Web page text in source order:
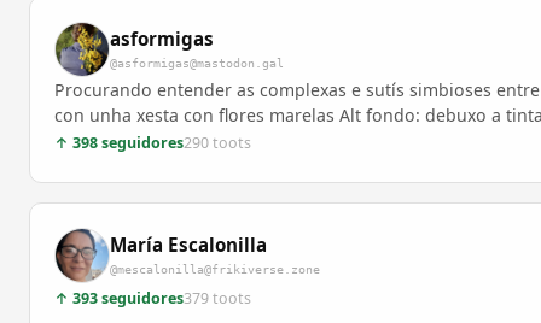
asformigas
@asformigas@mastodon.gal
Procurando entender as complexas e sutís simbioses
con unha xesta con flores marelas Alt fondo: debuxo a
↑ 398 seguidores290 toots
María Escalonilla
@mescalonilla@frikiverse.zone
↑ 393 seguidores379 toots